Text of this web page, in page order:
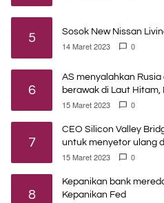
5 Sosok New Nissan
14 Maret 2023 0
6
AS menyalahkan
berawak di Laut Hitam,
15 Maret 2023 0
7
CEO Silicon Valley
untuk menyetor ulang
15 Maret 2023 0
8
Kepanikan bank
Kepanikan Fed